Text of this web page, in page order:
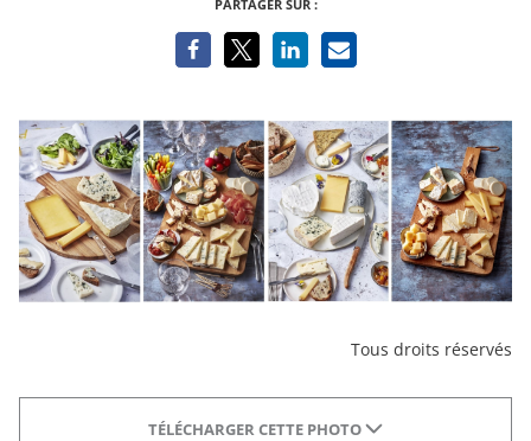
PARTAGER SUR :
Tous droits réservés
TÉLÉCHARGER CETTE PHOTO